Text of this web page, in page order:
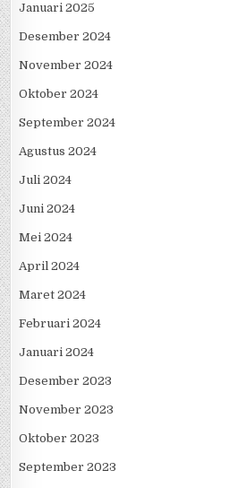
Januari 2025
Desember 2024
November 2024
Oktober 2024
September 2024
Agustus 2024
Juli 2024
Juni 2024
Mei 2024
April 2024
Maret 2024
Februari 2024
Januari 2024
Desember 2023
November 2023
Oktober 2023
September 2023